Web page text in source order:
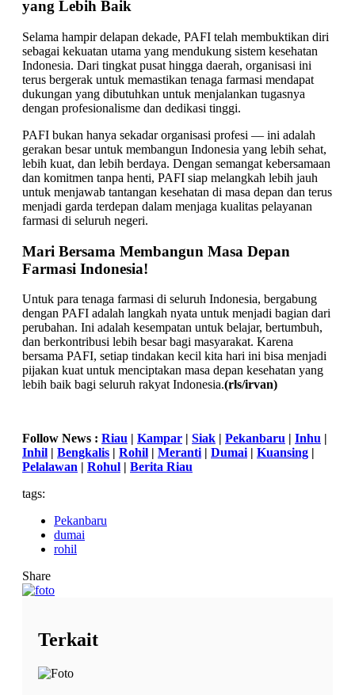
yang Lebih Baik
Selama hampir delapan dekade, PAFI telah membuktikan diri
sebagai kekuatan utama yang mendukung sistem kesehatan
Indonesia. Dari tingkat pusat hingga daerah, organisasi ini
terus bergerak untuk memastikan tenaga farmasi mendapat
dukungan yang dibutuhkan untuk menjalankan tugasnya
dengan profesionalisme dan dedikasi tinggi.
PAFI bukan hanya sekadar organisasi profesi — ini adalah
gerakan besar untuk membangun Indonesia yang lebih sehat,
lebih kuat, dan lebih berdaya. Dengan semangat kebersamaan
dan komitmen tanpa henti, PAFI siap melangkah lebih jauh
untuk menjawab tantangan kesehatan di masa depan dan terus
menjadi garda terdepan dalam menjaga kualitas pelayanan
farmasi di seluruh negeri.
Mari Bersama Membangun Masa Depan
Farmasi Indonesia!
Untuk para tenaga farmasi di seluruh Indonesia, bergabung
dengan PAFI adalah langkah nyata untuk menjadi bagian dari
perubahan. Ini adalah kesempatan untuk belajar, bertumbuh,
dan berkontribusi lebih besar bagi masyarakat. Karena
bersama PAFI, setiap tindakan kecil kita hari ini bisa menjadi
pijakan kuat untuk menciptakan masa depan kesehatan yang
lebih baik bagi seluruh rakyat Indonesia.(rls/irvan)
Follow News : Riau | Kampar | Siak | Pekanbaru | Inhu |
Inhil | Bengkalis | Rohil | Meranti | Dumai | Kuansing |
Pelalawan | Rohul | Berita Riau
tags:
Pekanbaru
dumai
rohil
Share
Terkait